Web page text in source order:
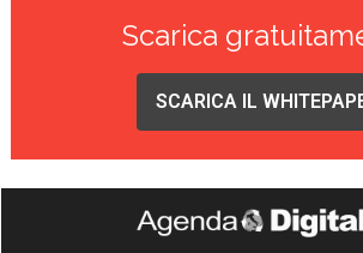
Scarica
SCARICA IL